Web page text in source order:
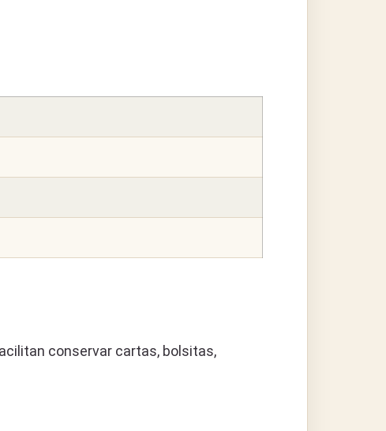
conservar cartas, bolsitas,